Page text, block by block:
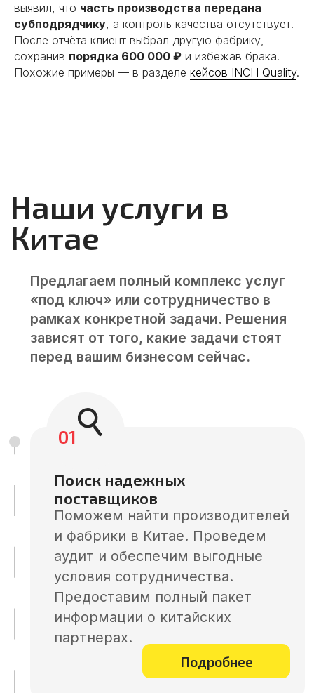
выявил, что часть производства передана
субподрядчику, а контроль качества отсутствует.
После отчёта клиент выбрал другую фабрику,
сохранив порядка 600 000 ₽ и избежав брака.
Похожие примеры — в разделе кейсов INCH Quality.